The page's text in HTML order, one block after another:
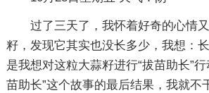
过了三天了，我怀着好奇的心情
籽，发现它其实也没长多少，我想：
是我想对这粒大蒜籽进行“拔苗助长”
苗助长”这个故事的最后结果，我就不